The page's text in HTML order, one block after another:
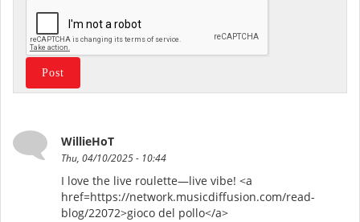
WillieHoT
Thu, 04/10/2025 - 10:44
I love the live roulette—live vibe! <a
href=https://network.musicdiffusion.com/read-
blog/22072>gioco del pollo</a>